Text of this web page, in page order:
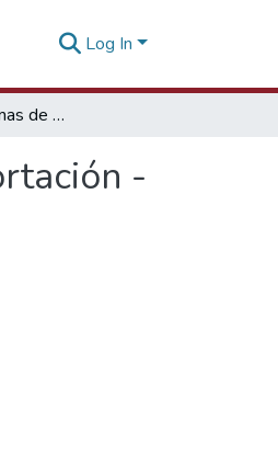
Log In
Principales plataformas de eCommerce para tu negocio de exportación - 19 noviembre 2025
-